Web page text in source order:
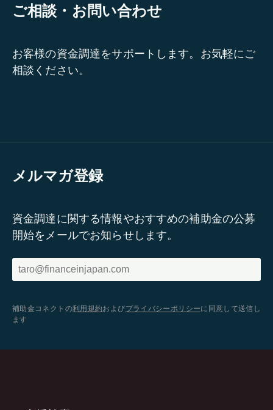
ご相談・お問い合わせ
お客様の資金調達をサポートします。お気軽にご
相談ください。
メルマガ登録
資金調達に関する情報やおすすめの補助金の公募
開始をメールでお知らせします。
補助金コネクトの利用規約およびプライバシーポリシーに同意して送信し
ます